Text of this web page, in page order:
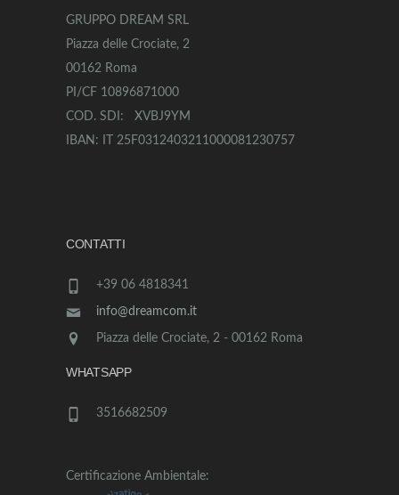
GRUPPO DREAM SRL
Piazza delle Crociate, 2
00162 Roma
PI/CF 10896871000
COD. SDI: XVBJ9YM
IBAN: IT 25F0312403211000081230757
CONTATTI
+39 06 4818341
info@dreamcom.it
Piazza delle Crociate, 2 - 00162 Roma
WHATSAPP
3516682509
Certificazione Ambientale: